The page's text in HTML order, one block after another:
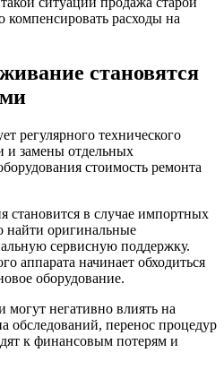
компенсировать расходы на
становятся
регулярного технического
и замены отдельных
стоимость ремонта
становится в случае импортных
найти оригинальные
сервисную поддержку.
аппарата начинает обходиться
оборудование.
негативно влиять на
обследований, перенос процедур
к финансовым потерям и